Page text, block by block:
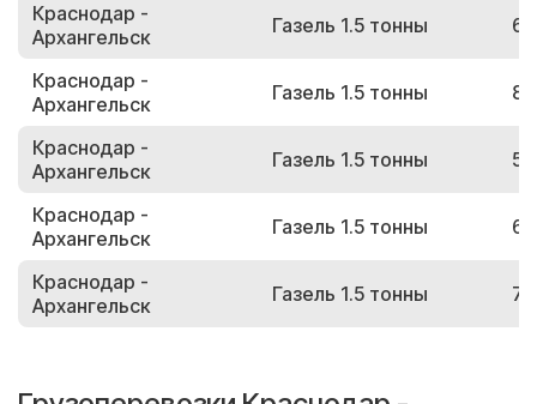
Краснодар -
Архангельск
Газель 1.5 тонны
Краснодар -
Архангельск
Газель 1.5 тонны
Краснодар -
Архангельск
Газель 1.5 тонны
Краснодар -
Архангельск
Газель 1.5 тонны
Краснодар -
Архангельск
Газель 1.5 тонны